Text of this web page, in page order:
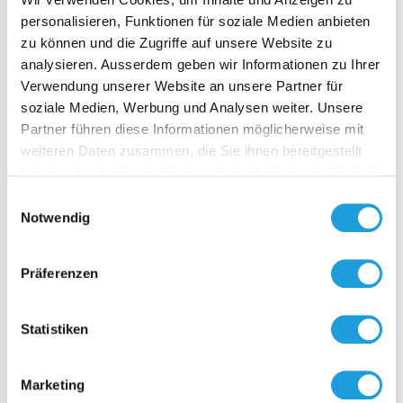
personalisieren, Funktionen für soziale Medien anbieten
zu können und die Zugriffe auf unsere Website zu
analysieren. Ausserdem geben wir Informationen zu Ihrer
Verwendung unserer Website an unsere Partner für
soziale Medien, Werbung und Analysen weiter. Unsere
Partner führen diese Informationen möglicherweise mit
weiteren Daten zusammen, die Sie ihnen bereitgestellt
Notwendig
Präferenzen
Statistiken
Marketing
D-NFC
SENS
Anzeige-
Passt auf
von Fühlern
mit Flach-
bandkabel
Anpassung
des
Zur